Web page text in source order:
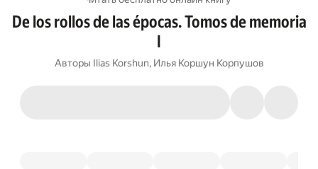
De los rollos de las épocas. Tomos de memoria
I
Авторы Ilias Korshun, Илья Коршун Корпушов